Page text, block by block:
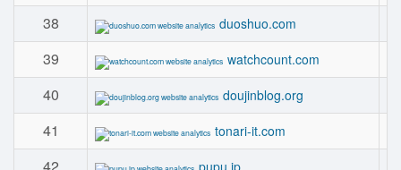
38 duoshuo.com
39 watchcount.com
40 doujinblog.org
41 tonari-it.com
pupu.jp